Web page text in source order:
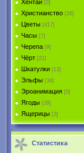
Хентай [0]
Христианство [26]
Цветы [417]
Часы [7]
Черепа [9]
Чёрт [21]
Шкатулки [13]
Эльфы [34]
Эроанимация [0]
Ягоды [29]
Ящерицы [3]
Статистика